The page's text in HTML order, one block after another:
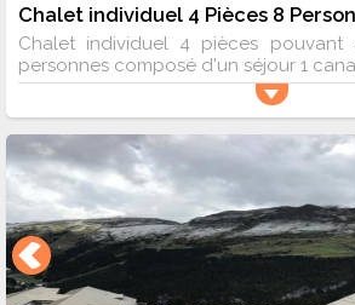
Chalet individuel 4 Pièces 8
Chalet individuel 4 pièces pouvant
personnes composé d'un séjour 1